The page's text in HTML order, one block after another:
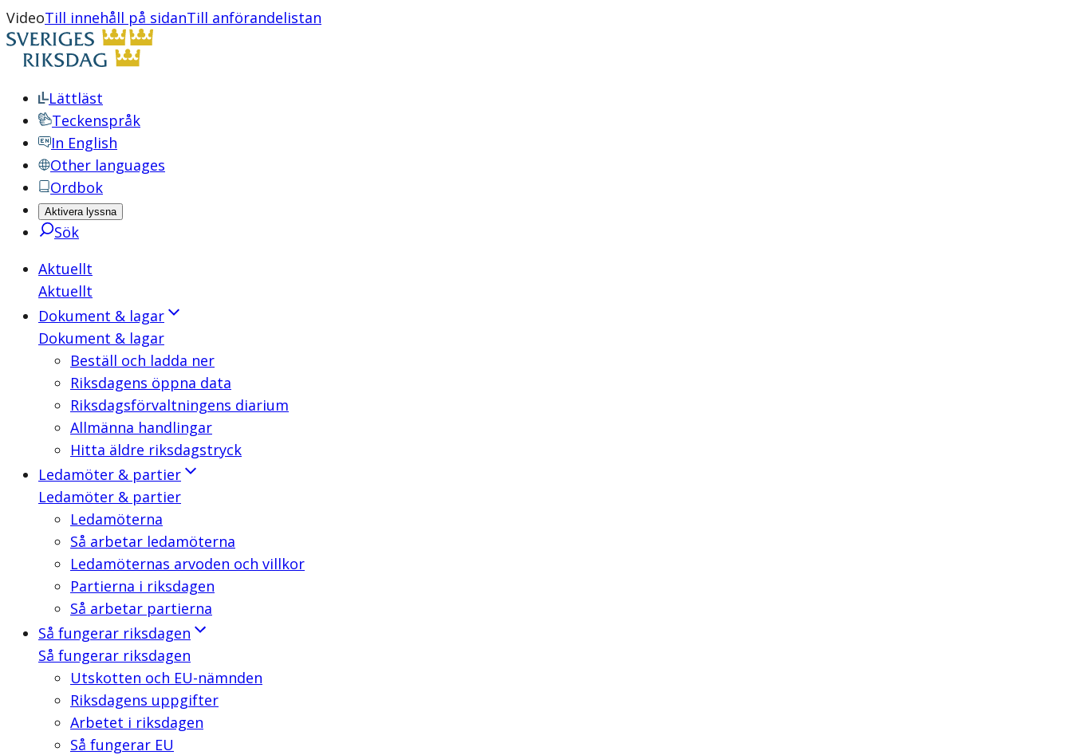
VideoTill innehåll på sidanTill anförandelistan
Lättläst
Teckenspråk
In English
Other languages
Ordbok
Aktivera lyssna
Sök
Aktuellt
Aktuellt
Dokument & lagar
Dokument & lagar
Beställ och ladda ner
Riksdagens öppna data
Riksdagsförvaltningens diarium
Allmänna handlingar
Hitta äldre riksdagstryck
Ledamöter & partier
Ledamöter & partier
Ledamöterna
Så arbetar ledamöterna
Ledamöternas arvoden och villkor
Partierna i riksdagen
Så arbetar partierna
Så fungerar riksdagen
Så fungerar riksdagen
Utskotten och EU-nämnden
Riksdagens uppgifter
Arbetet i riksdagen
Så fungerar EU